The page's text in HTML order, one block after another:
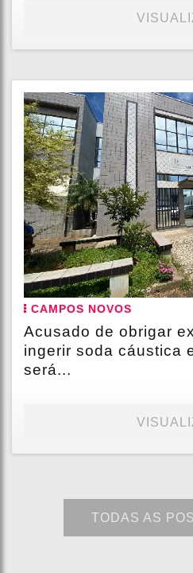
CAMPOS NOVOS
Acusado de obrigar
ingerir soda cáustica
será...
TODAS AS